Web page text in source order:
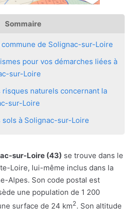
Sommaire
commune de Solignac-sur-Loire
pour vos démarches liées à
sur-Loire
naturels concernant la
sur-Loire
à Solignac-sur-Loire
sur-Loire (43) se trouve dans le
Loire, lui-même inclus dans la
Alpes. Son code postal est
une population de 1 200
surface de 24 km2. Son altitude